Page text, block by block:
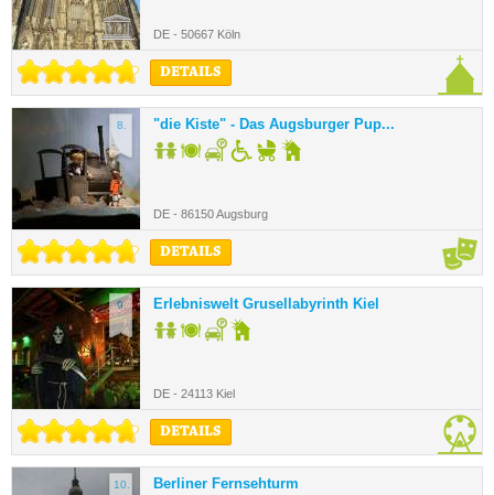
DE - 50667 Köln
DETAILS
8. "die Kiste" - Das Augsburger Pup...
DE - 86150 Augsburg
DETAILS
9. Erlebniswelt Grusellabyrinth Kiel
DE - 24113 Kiel
DETAILS
10. Berliner Fernsehturm